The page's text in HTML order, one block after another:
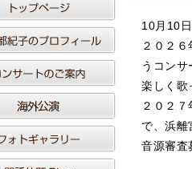
10月10
２０２
うコン
楽しく歌
２０２
で、浜離
音源審査